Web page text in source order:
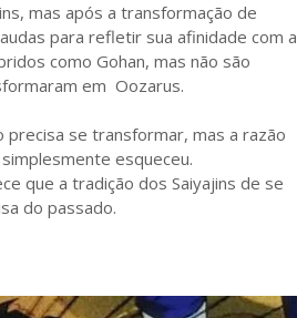
mas após a transformação de
para refletir sua afinidade com a
como Gohan, mas não são
em Oozarus.
se transformar, mas a razão
esqueceu.
que a tradição dos Saiyajins de se
do passado.